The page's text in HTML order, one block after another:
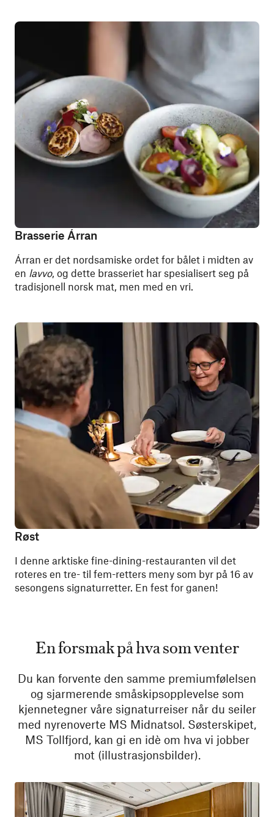
Brasserie Árran
Árran er det nordsamiske ordet for bålet i midten av
en lavvo, og dette brasseriet har spesialisert seg på
tradisjonell norsk mat, men med en vri.
Røst
I denne arktiske fine-dining-restauranten vil det
roteres en tre- til fem-retters meny som byr på 16 av
sesongens signaturretter. En fest for ganen!
En forsmak på hva som venter
Du kan forvente den samme premiumfølelsen
og sjarmerende småskipsopplevelse som
kjennetegner våre signaturreiser når du seiler
med nyrenoverte MS Midnatsol. Søsterskipet,
MS Tollfjord, kan gi en idè om hva vi jobber
mot (illustrasjonsbilder).